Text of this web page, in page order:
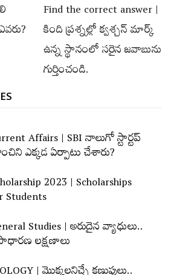
Find the correct answer |
కింది ప్రశ్నల్లో క్వశ్చన్ మార్క్
ఉన్న స్థానంలో సరైన జవాబును
గుర్తించండి.
Affairs | SBI నాలుగో స్టార్టప్‌
ఎక్కడ ఏర్పాటు చేశారు?
2023 | Scholarships
Students
Studies | అరుదైన వ్యాధులు..
లక్షణాలు